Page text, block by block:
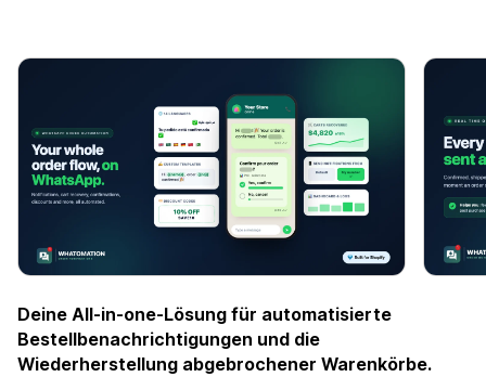
Deine All-in-one-Lösung für automatisierte
Bestellbenachrichtigungen und die
Wiederherstellung abgebrochener Warenkörbe.